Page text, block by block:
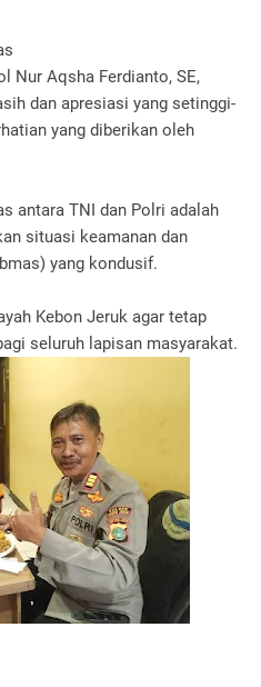
Nur Aqsha Ferdianto, SE,
dan apresiasi yang setinggi-
yang diberikan oleh
antara TNI dan Polri adalah
situasi keamanan dan
yang kondusif.
Kebon Jeruk agar tetap
seluruh lapisan masyarakat.